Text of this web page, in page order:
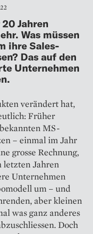
Jahren
Was müssen
ihre Sales-
Das auf den
Unternehmen
verändert hat,
Früher
MS-
– einmal im Jahr
grosse Rechnung,
letzten Jahren
Unternehmen
um – und
aber kleinen
was ganz anderes
Doch